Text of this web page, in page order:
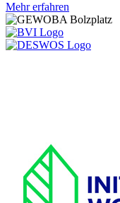
Mehr erfahren